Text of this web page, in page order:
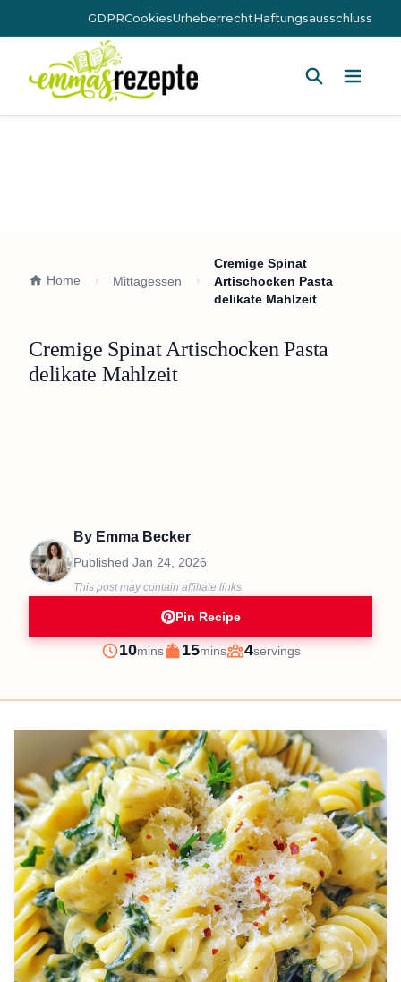
GDPRCookiesUrheberrechtHaftungsausschluss
Home Mittagessen
Cremige Spinat
Artischocken Pasta
delikate Mahlzeit
Cremige Spinat Artischocken Pasta
delikate Mahlzeit
By Emma Becker
Published Jan 24, 2026
This post may contain affiliate links.
Pin Recipe
Prep
10minutes
mins
Cook
15minutes
mins
Servings
4servings